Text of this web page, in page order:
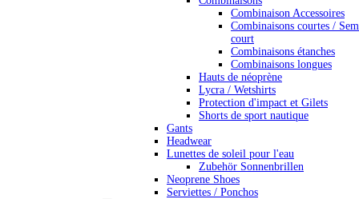
Combinaison Accessoires
Combinaisons courtes /
court
Combinaisons étanches
Combinaisons longues
Hauts de néoprène
Lycra / Wetshirts
Protection d'impact et Gilets
Shorts de sport nautique
Gants
Headwear
Lunettes de soleil pour l'eau
Zubehör Sonnenbrillen
Neoprene Shoes
Serviettes / Ponchos